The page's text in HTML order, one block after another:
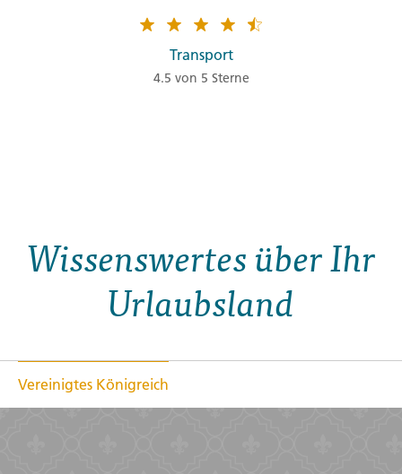
Transport
4.5 von 5 Sterne
Wissenswertes über Ihr
Urlaubsland
Vereinigtes Königreich